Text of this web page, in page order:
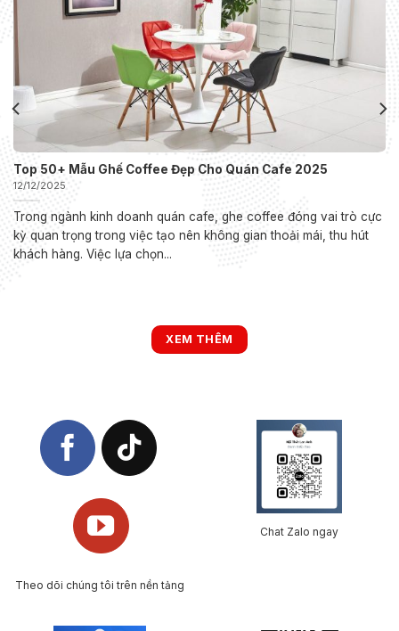
Top 50+ Mẫu Ghế Coffee Đẹp Cho Quán Cafe 2025
12/12/2025
Trong ngành kinh doanh quán cafe, ghe coffee đóng vai trò cực
kỳ quan trọng trong việc tạo nên không gian thoải mái, thu hút
khách hàng. Việc lựa chọn...
XEM THÊM
Theo dõi chúng tôi trên nền tảng
Chat Zalo ngay